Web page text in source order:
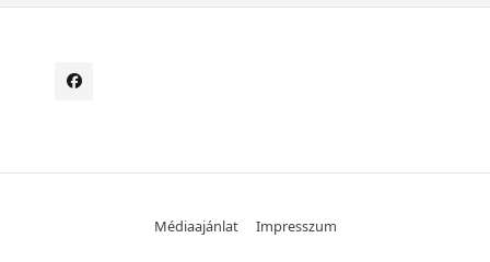
Médiaajánlat Impresszum